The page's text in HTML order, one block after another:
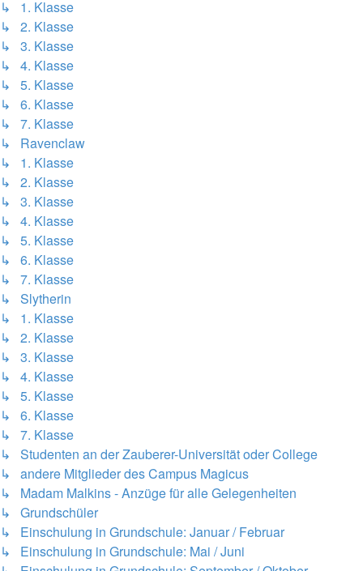
↳ 1. Klasse
↳ 2. Klasse
↳ 3. Klasse
↳ 4. Klasse
↳ 5. Klasse
↳ 6. Klasse
↳ 7. Klasse
↳ Ravenclaw
↳ 1. Klasse
↳ 2. Klasse
↳ 3. Klasse
↳ 4. Klasse
↳ 5. Klasse
↳ 6. Klasse
↳ 7. Klasse
↳ Slytherin
↳ 1. Klasse
↳ 2. Klasse
↳ 3. Klasse
↳ 4. Klasse
↳ 5. Klasse
↳ 6. Klasse
↳ 7. Klasse
↳ Studenten an der Zauberer-Universität oder College
↳ andere Mitglieder des Campus Magicus
↳ Madam Malkins - Anzüge für alle Gelegenheiten
↳ Grundschüler
↳ Einschulung in Grundschule: Januar / Februar
↳ Einschulung in Grundschule: Mai / Juni